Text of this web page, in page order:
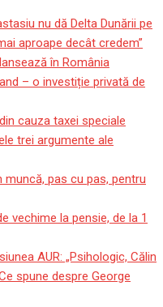
nu dă Delta Dunării pe
aproape decât credem”
în România
– o investiție privată de
cauza taxei speciale
trei argumente ale
pas cu pas, pentru
vechime la pensie, de la 1
AUR: „Psihologic, Călin
spune despre George